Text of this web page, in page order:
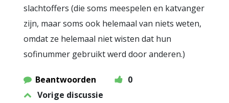
slachtoffers (die soms meespelen en katvanger
zijn, maar soms ook helemaal van niets weten,
omdat ze helemaal niet wisten dat hun
sofinummer gebruikt werd door anderen.)
Beantwoorden
0
Vorige discussie